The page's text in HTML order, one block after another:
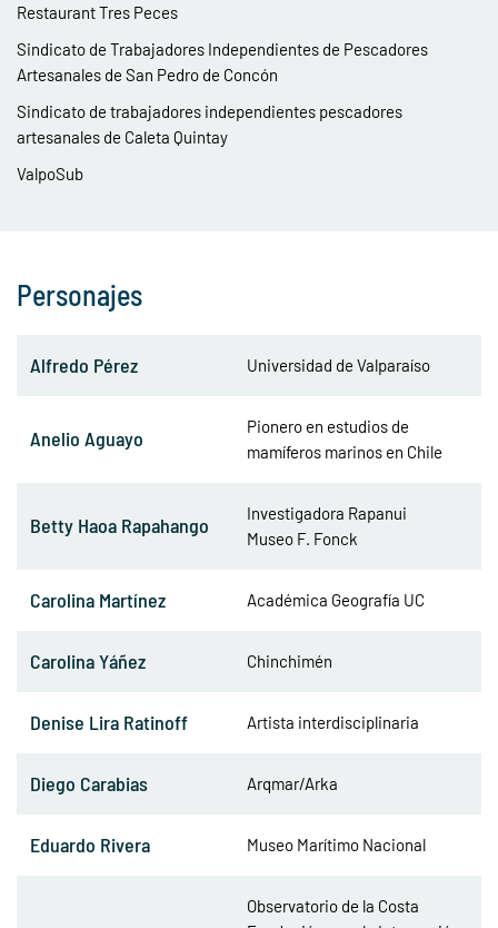
Restaurant Tres Peces
Sindicato de Trabajadores Independientes de Pescadores
Artesanales de San Pedro de Concón
Sindicato de trabajadores independientes pescadores
artesanales de Caleta Quintay
ValpoSub
Personajes
Alfredo Pérez Universidad de Valparaíso
Anelio Aguayo
Pionero en estudios de
mamíferos marinos en Chile
Betty Haoa Rapahango
Investigadora Rapanui
Museo F. Fonck
Carolina Martínez Académica Geografía UC
Carolina Yáñez Chinchimén
Denise Lira Ratinoff Artista interdisciplinaria
Diego Carabias Arqmar/Arka
Eduardo Rivera Museo Marítimo Nacional
Observatorio de la Costa